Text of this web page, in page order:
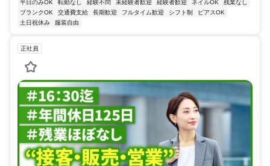
平日のみOK
転勤なし 経験不問 未経験者歓迎 経験者歓迎 ネイルOK
残業なし
ブランクOK
交通費支給 長期歓迎 フルタイム歓迎 シフト制
ピアスOK
土日祝休み
服装自由
正社員